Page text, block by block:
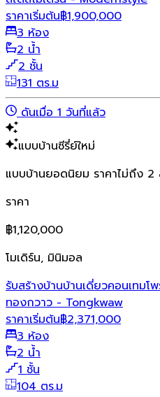
ราคาเริ่มต้น฿1,900,000
3 ห้อง
2 น้ำ
2 ชั้น
131 ตร.ม
ดันเมื่อ 1 วันที่แล้ว
แบบบ้านซีรี่ย์ใหม่
แบบบ้านยอดนิยม ราคาไม่ถึง 2
ราคา
฿1,120,000
โมเดิร์น, มินิมอล
รับสร้างบ้านบ้านเดี่ยวคอนเทมโ
ทองกวาว - Tongkwaw
ราคาเริ่มต้น฿2,371,000
3 ห้อง
2 น้ำ
1 ชั้น
104 ตร.ม